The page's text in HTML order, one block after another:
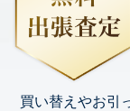
買い替えやお引